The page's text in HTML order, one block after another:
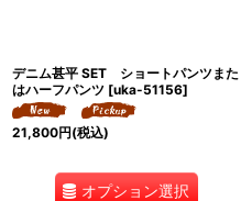
デニム甚平 SET ショートパンツまた
はハーフパンツ [uka-51156]
21,800円(税込)
オプション選択